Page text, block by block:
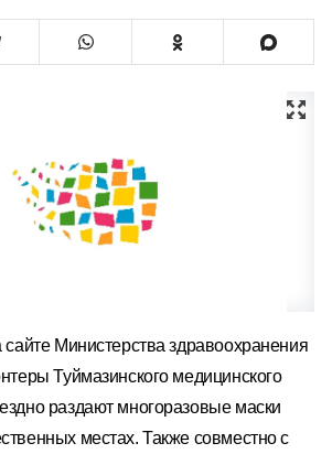
сайте Министерства здравоохранения
Туймазинского медицинского
раздают многоразовые маски
местах. Также совместно с